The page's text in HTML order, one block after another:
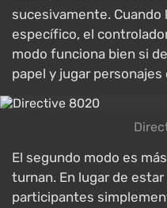
sucesivamente. Cuando
específico, el
modo funciona bien si
papel y jugar
El segundo modo es
turnan. En lugar de
participantes